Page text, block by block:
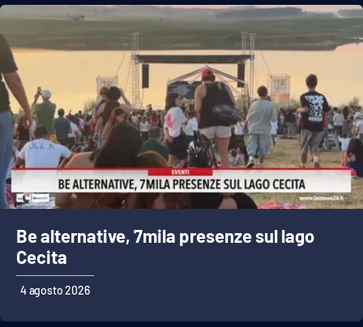
Lactv.it
Laconair.it
Lacitymag.it
Lacapitalenews.it
Ilreggino.it
Ilvibonese.it
Catanzarochannel.it
Be alternative, 7mila presenze sul lago
Cecita
4 agosto 2026